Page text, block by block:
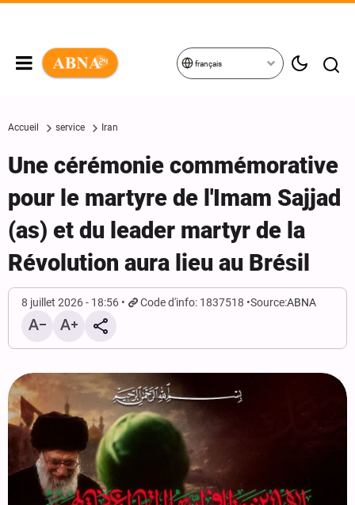
français
Accueil service Iran
Une cérémonie commémorative
pour le martyre de l'Imam Sajjad
(as) et du leader martyr de la
Révolution aura lieu au Brésil
8 juillet 2026 - 18:56 Code d'info: 1837518 Source:ABNA